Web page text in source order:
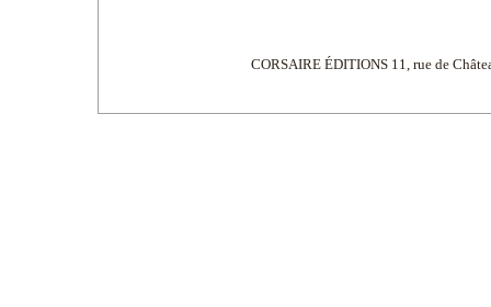
CORSAIRE ÉDITIONS 11, rue de